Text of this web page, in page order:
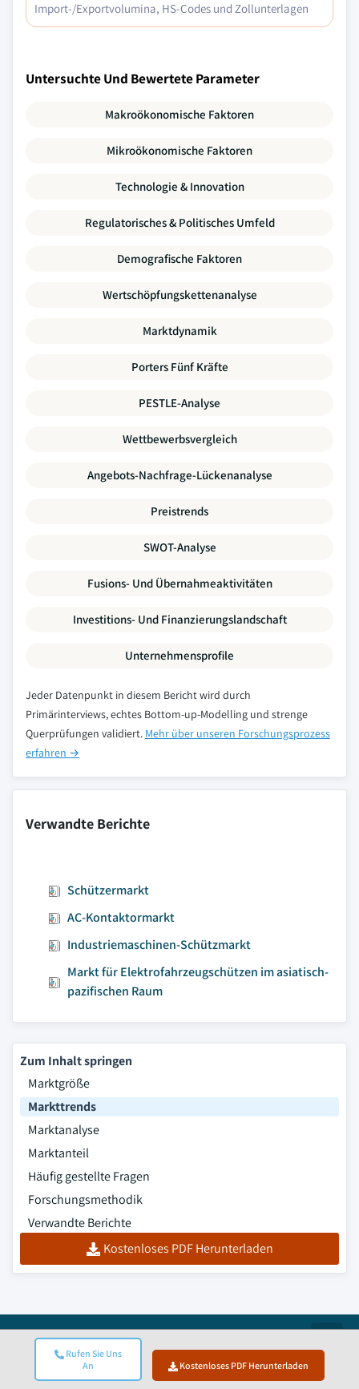
Rufen Sie Uns
An
Kostenloses PDF Herunterladen
Import-/Exportvolumina, HS-Codes und Zollunterlagen
Untersuchte Und Bewertete Parameter
Makroökonomische Faktoren
Mikroökonomische Faktoren
Technologie & Innovation
Regulatorisches & Politisches Umfeld
Demografische Faktoren
Wertschöpfungskettenanalyse
Marktdynamik
Porters Fünf Kräfte
PESTLE-Analyse
Wettbewerbsvergleich
Angebots-Nachfrage-Lückenanalyse
Preistrends
SWOT-Analyse
Fusions- Und Übernahmeaktivitäten
Investitions- Und Finanzierungslandschaft
Unternehmensprofile
Jeder Datenpunkt in diesem Bericht wird durch
Primärinterviews, echtes Bottom-up-Modelling und strenge
Querprüfungen validiert. Mehr über unseren Forschungsprozess
erfahren →
Verwandte Berichte
Schützermarkt
AC-Kontaktormarkt
Industriemaschinen-Schützmarkt
Markt für Elektrofahrzeugschützen im asiatisch-
pazifischen Raum
Zum Inhalt springen
Marktgröße
Markttrends
Marktanalyse
Marktanteil
Häufig gestellte Fragen
Forschungsmethodik
Verwandte Berichte
Kostenloses PDF Herunterladen
ISO-zertifiziert